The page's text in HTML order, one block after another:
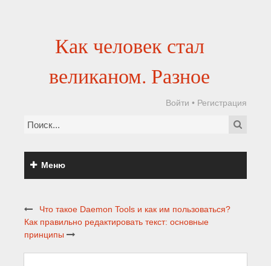
Как человек стал
великаном. Разное
Войти • Регистрация
Меню
Что такое Daemon Tools и как им пользоваться?
Как правильно редактировать текст: основные
принципы